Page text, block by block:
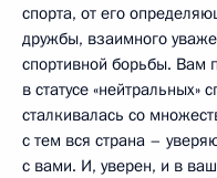
спорта, от его
дружбы, взаимного
спортивной борьбы. Вам
в статусе
сталкивалась со
с тем вся страна –
с вами. И, уверен, и в